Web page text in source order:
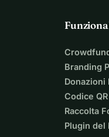
Branding
Donazioni
Codice
Raccolta
Plugin del